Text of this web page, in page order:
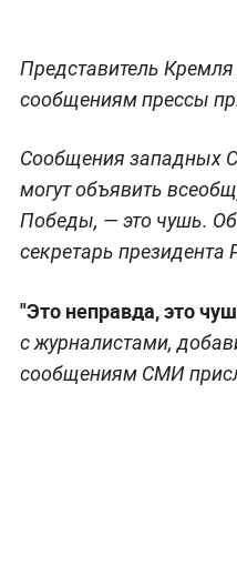
Представитель
сообщениям прессы
Сообщения западных
могут объявить
Победы, — это чушь. Об
секретарь
"Это неправда, это
с журналистами,
сообщениям СМИ